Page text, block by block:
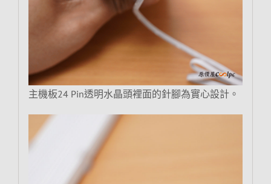
主機板24 Pin透明水晶頭裡面的針腳為實心設計。